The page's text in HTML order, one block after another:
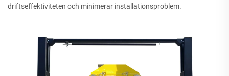
driftseffektiviteten och minimerar installationsproblem.